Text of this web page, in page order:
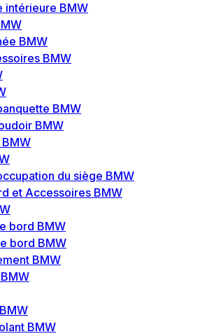
intérieure BMW
BMW
BMW
BMW
BMW
du siège BMW
et Accessoires BMW
bord BMW
bord BMW
BMW
BMW